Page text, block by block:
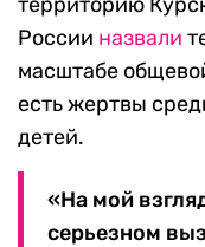
России назвали
масштабе
есть жертвы
детей.
«На мой
серьезном